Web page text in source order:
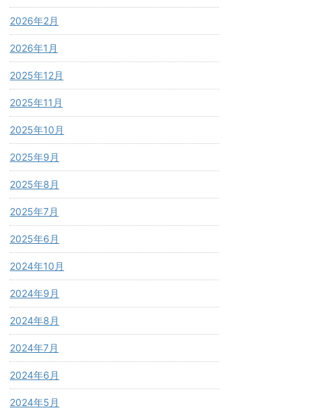
2026年2月
2026年1月
2025年12月
2025年11月
2025年10月
2025年9月
2025年8月
2025年7月
2025年6月
2024年10月
2024年9月
2024年8月
2024年7月
2024年6月
2024年5月